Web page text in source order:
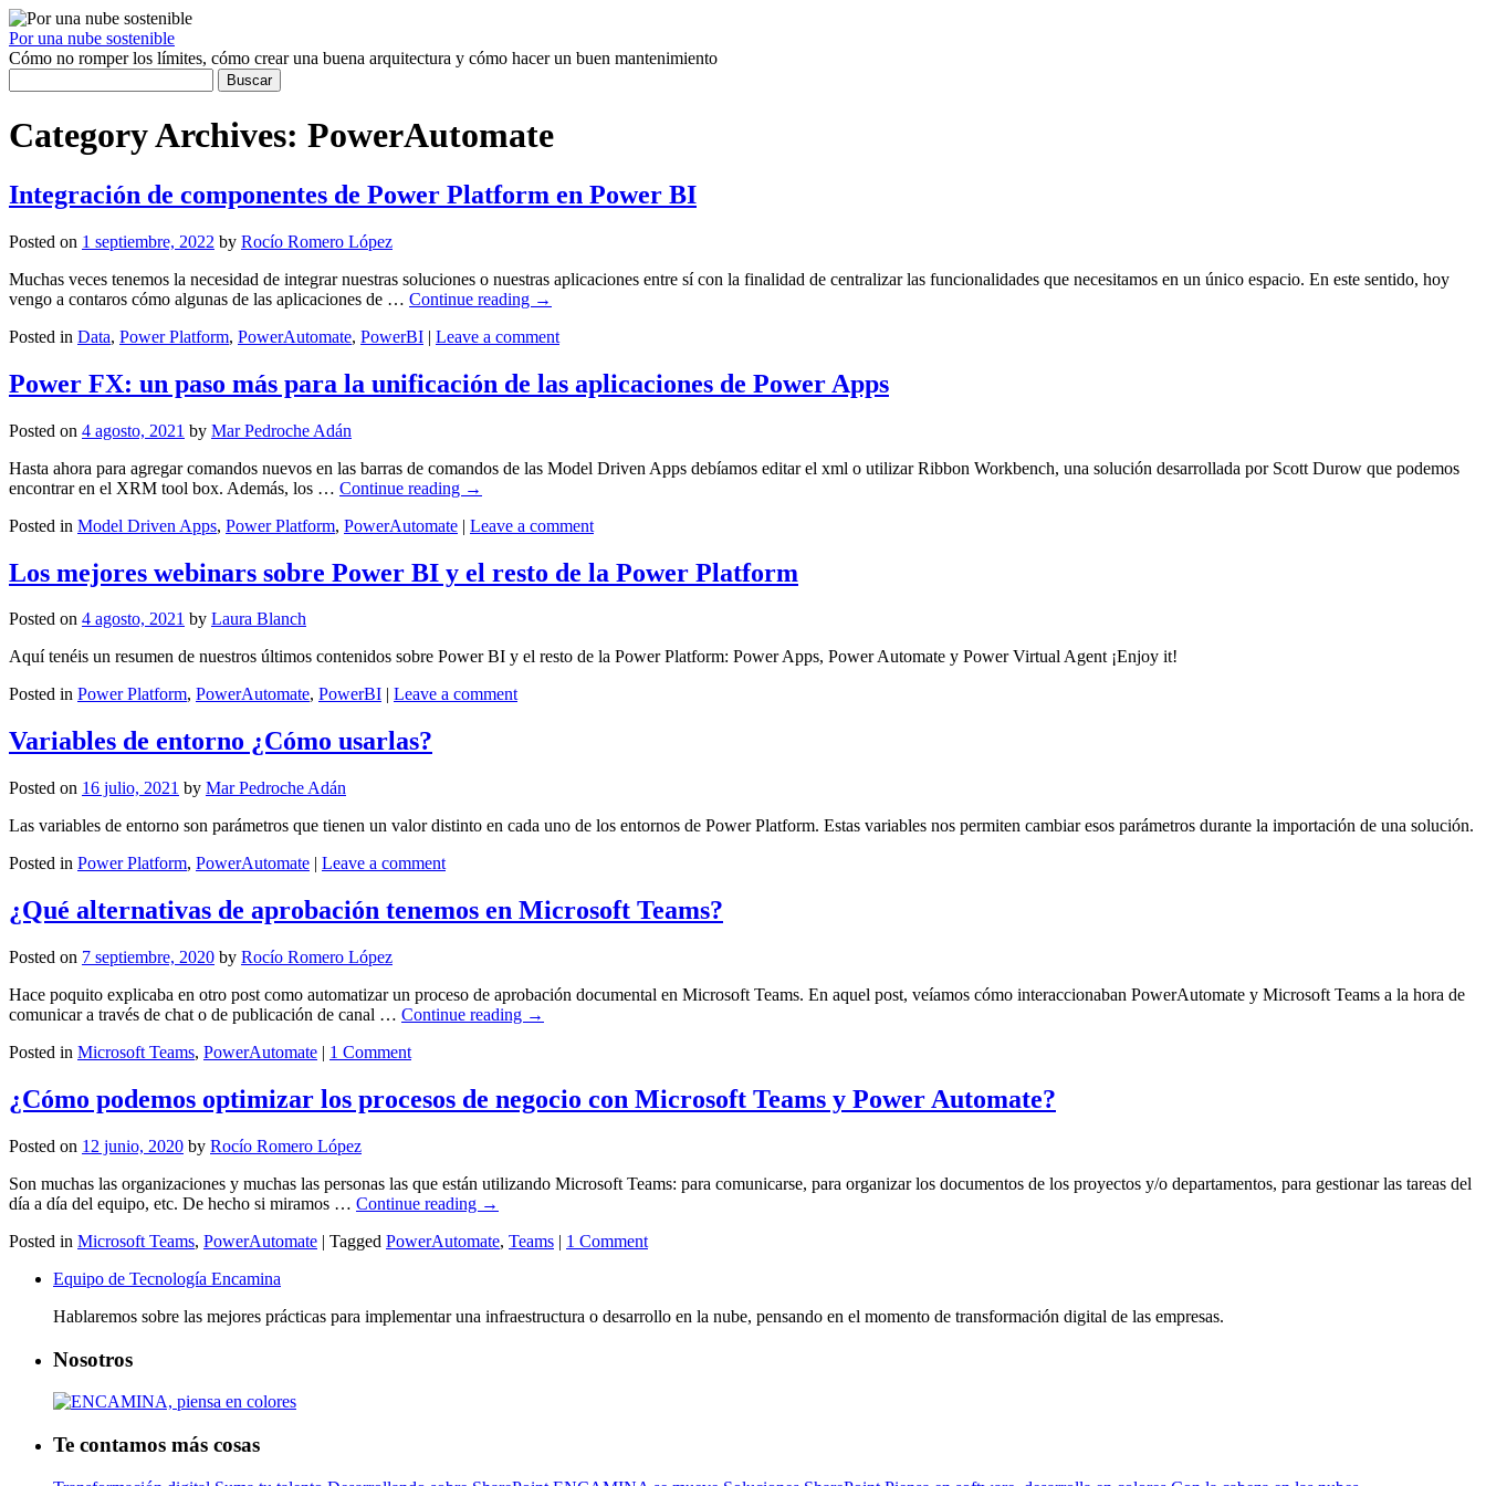
Por una nube sostenible
Cómo no romper los límites, cómo crear una buena arquitectura y cómo hacer un buen mantenimiento
Category Archives: PowerAutomate
Integración de componentes de Power Platform en Power BI
Posted on 1 septiembre, 2022 by Rocío Romero López
Muchas veces tenemos la necesidad de integrar nuestras soluciones o nuestras aplicaciones entre sí con la finalidad de centralizar las funcionalidades que necesitamos en un único espacio. En este sentido, hoy
vengo a contaros cómo algunas de las aplicaciones de … Continue reading →
Posted in Data, Power Platform, PowerAutomate, PowerBI | Leave a comment
Power FX: un paso más para la unificación de las aplicaciones de Power Apps
Posted on 4 agosto, 2021 by Mar Pedroche Adán
Hasta ahora para agregar comandos nuevos en las barras de comandos de las Model Driven Apps debíamos editar el xml o utilizar Ribbon Workbench, una solución desarrollada por Scott Durow que podemos
encontrar en el XRM tool box. Además, los … Continue reading →
Posted in Model Driven Apps, Power Platform, PowerAutomate | Leave a comment
Los mejores webinars sobre Power BI y el resto de la Power Platform
Posted on 4 agosto, 2021 by Laura Blanch
Aquí tenéis un resumen de nuestros últimos contenidos sobre Power BI y el resto de la Power Platform: Power Apps, Power Automate y Power Virtual Agent ¡Enjoy it!
Posted in Power Platform, PowerAutomate, PowerBI | Leave a comment
Variables de entorno ¿Cómo usarlas?
Posted on 16 julio, 2021 by Mar Pedroche Adán
Las variables de entorno son parámetros que tienen un valor distinto en cada uno de los entornos de Power Platform. Estas variables nos permiten cambiar esos parámetros durante la importación de una solución.
Posted in Power Platform, PowerAutomate | Leave a comment
¿Qué alternativas de aprobación tenemos en Microsoft Teams?
Posted on 7 septiembre, 2020 by Rocío Romero López
Hace poquito explicaba en otro post como automatizar un proceso de aprobación documental en Microsoft Teams. En aquel post, veíamos cómo interaccionaban PowerAutomate y Microsoft Teams a la hora de
comunicar a través de chat o de publicación de canal … Continue reading →
Posted in Microsoft Teams, PowerAutomate | 1 Comment
¿Cómo podemos optimizar los procesos de negocio con Microsoft Teams y Power Automate?
Posted on 12 junio, 2020 by Rocío Romero López
Son muchas las organizaciones y muchas las personas las que están utilizando Microsoft Teams: para comunicarse, para organizar los documentos de los proyectos y/o departamentos, para gestionar las tareas del
día a día del equipo, etc. De hecho si miramos … Continue reading →
Posted in Microsoft Teams, PowerAutomate | Tagged PowerAutomate, Teams | 1 Comment
Equipo de Tecnología Encamina
Hablaremos sobre las mejores prácticas para implementar una infraestructura o desarrollo en la nube, pensando en el momento de transformación digital de las empresas.
Nosotros
Te contamos más cosas